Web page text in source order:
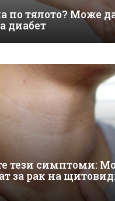
по тялото? Може
диабет
тези симптоми:
за рак на